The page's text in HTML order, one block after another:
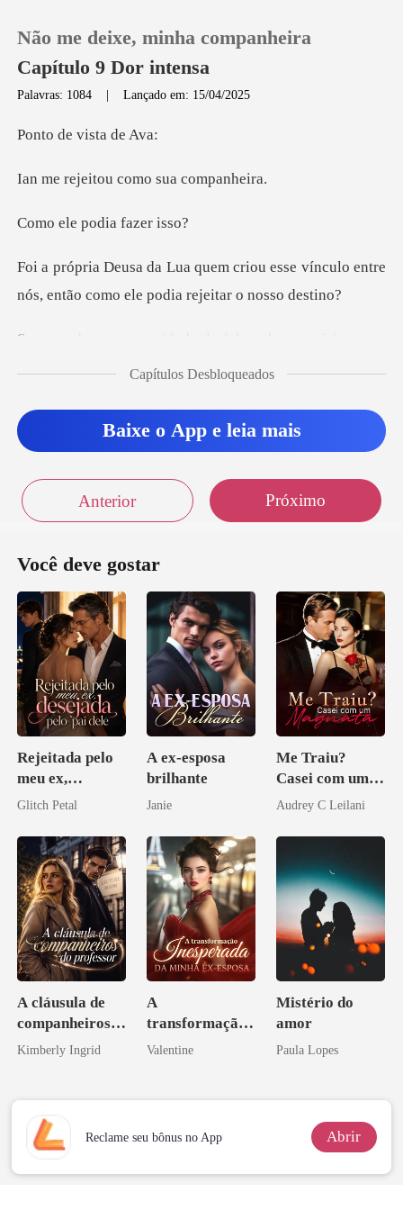
Loja
Histórico
Sair
Não me deixe, minha companheira
Capítulo 9 Dor intensa
Palavras: 1084 |Lançado em: 15/04/2025
e vista
tou como sua
podia faz
u esse vínculo entre
nós, então como
deixando sozinha no terraço, com os ol
Capítulos Desbloqueados
Baixe o App e leia mais
Anterior Próximo
Você deve gostar
Rejeitada pelo
meu ex,
desejada pelo
Glitch Petal
A ex-esposa
brilhante
Janie
Me Traiu?
Casei com um
Magnata
Audrey C Leilani
A cláusula de
companheiros
do professor
Kimberly Ingrid
A
transformação
inesperada da
Valentine
Mistério do
amor
Paula Lopes
Reclame seu bônus no App Abrir